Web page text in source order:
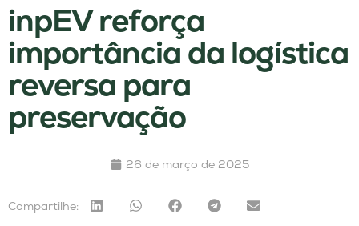
inpEV reforça
importância da logística
reversa para
preservação
26 de março de 2025
Compartilhe: